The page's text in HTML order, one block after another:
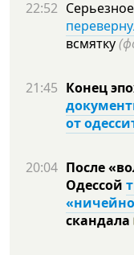
22:52
всмятку
21:45 Конец
от
20:04 После
Одессой
скандала